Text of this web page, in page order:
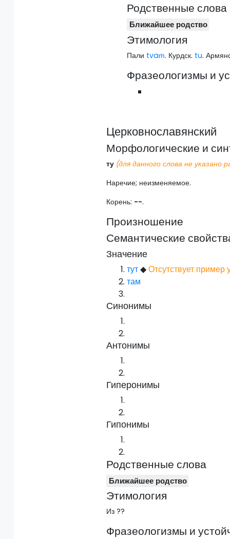
Родственные слова
Ближайшее родство
Этимология
Пали tvaṁ. Курдск. tu.
Фразеологизмы и
Церковнославянский
Морфологические и
ту (для данного слова не указано
Наречие; неизменяемое.
Корень: --.
Произношение
Семантические
Значение
тут◆Отсутствует
там
Синонимы
Антонимы
Гиперонимы
Гипонимы
Родственные слова
Ближайшее родство
Этимология
Из ??
Фразеологизмы и